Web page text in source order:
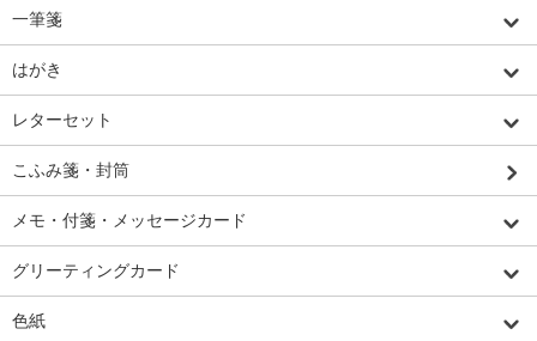
一筆箋
はがき
レターセット
こふみ箋・封筒
メモ・付箋・メッセージカード
グリーティングカード
色紙